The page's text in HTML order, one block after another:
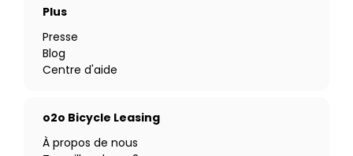
Plus
Presse
Blog
Centre d'aide
o2o Bicycle Leasing
À propos de nous